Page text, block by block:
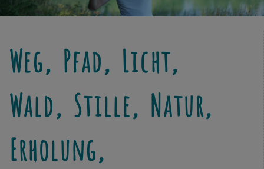
Weg, Pfad, Licht,
Wald, Stille, Natur,
Erholung,